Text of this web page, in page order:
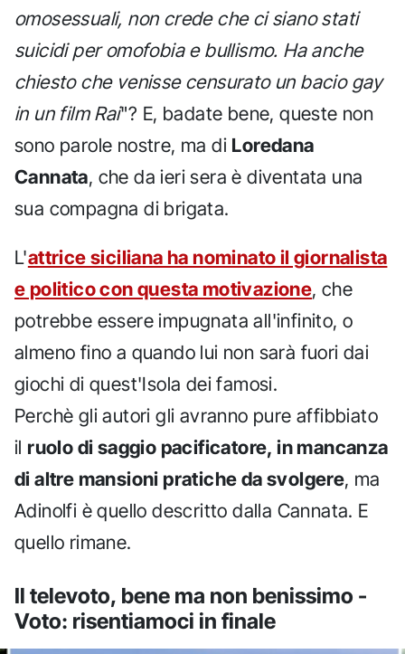
omosessuali, non crede che ci siano stati
suicidi per omofobia e bullismo. Ha anche
chiesto che venisse censurato un bacio gay
in un film Rai"? E, badate bene, queste non
sono parole nostre, ma di Loredana
Cannata, che da ieri sera è diventata una
sua compagna di brigata.
L'attrice siciliana ha nominato il giornalista
e politico con questa motivazione, che
potrebbe essere impugnata all'infinito, o
almeno fino a quando lui non sarà fuori dai
giochi di quest'Isola dei famosi.
Perchè gli autori gli avranno pure affibbiato
il ruolo di saggio pacificatore, in mancanza
di altre mansioni pratiche da svolgere, ma
Adinolfi è quello descritto dalla Cannata. E
quello rimane.
Il televoto, bene ma non benissimo -
Voto: risentiamoci in finale